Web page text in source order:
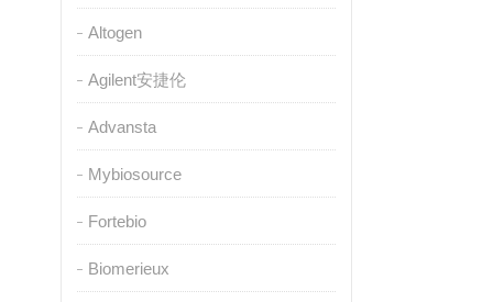
Altogen
Agilent安捷伦
Advansta
Mybiosource
Fortebio
Biomerieux